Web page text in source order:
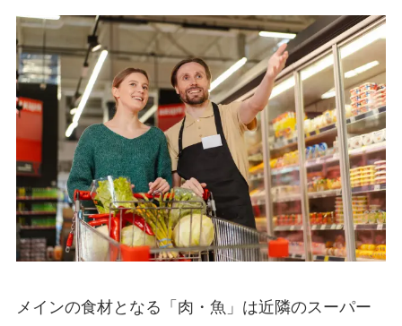
メインの食材となる「肉・魚」は近隣のスーパー